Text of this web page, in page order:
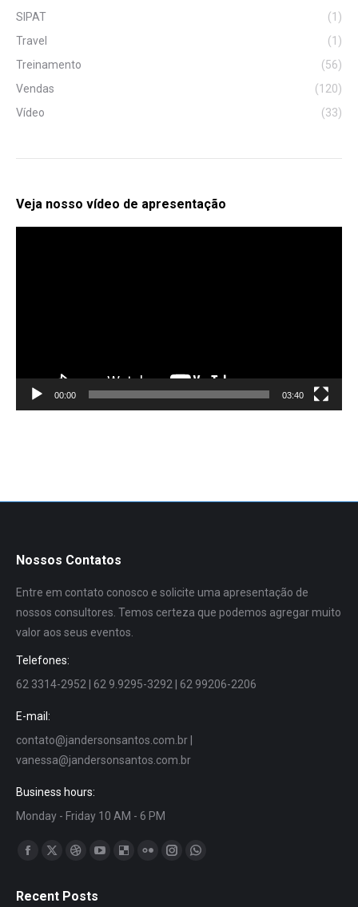
SIPAT
(1)
Travel
(1)
Treinamento
(56)
Vendas
(120)
Vídeo
(33)
Veja nosso vídeo de apresentação
00:00 03:40
Nossos Contatos
Entre em contato conosco e solicite uma apresentação de
nossos consultores. Temos certeza que podemos agregar muito
valor aos seus eventos.
Telefones:
62 3314-2952 | 62 9.9295-3292 | 62 99206-2206
E-mail:
contato@jandersonsantos.com.br|
vanessa@jandersonsantos.com.br
Business hours:
Monday - Friday 10 AM - 6 PM
Encontre-nos em:
Facebook
opensopens
Dribbble
opens
Delicious
FlickrInstagramWhatsapp
Recent Posts